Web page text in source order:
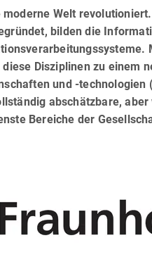
Welt
bilden die
Disziplinen zu einem
und -technologien
abschätzbare,
Bereiche der